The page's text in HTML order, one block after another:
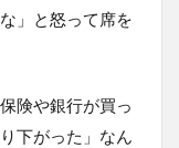
」と怒って席を
険や銀行が買っ
下がった」なん